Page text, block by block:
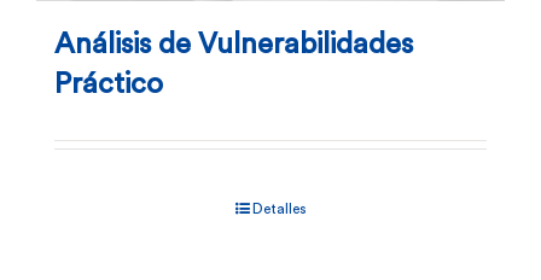
Análisis de Vulnerabilidades
Práctico
Detalles